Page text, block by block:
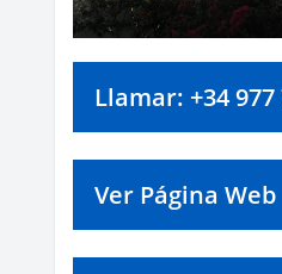
Llamar: +34 977
Ver Página Web